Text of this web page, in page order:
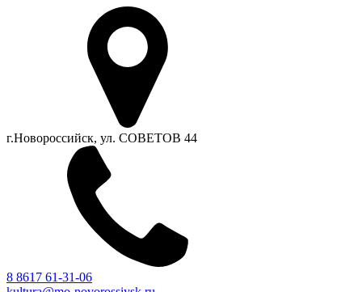
г.Новороссийск, ул. СОВЕТОВ 44
8 8617 61-31-06